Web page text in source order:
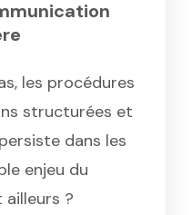
les procédures
structurées et
dans les
enjeu du
?